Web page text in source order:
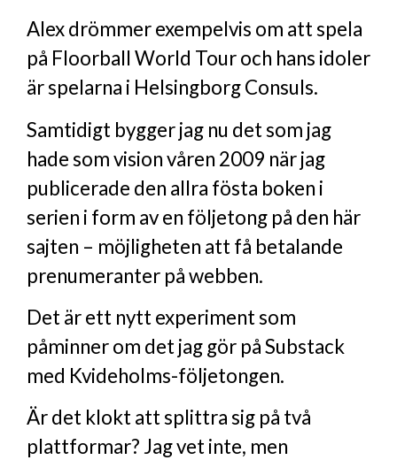
Alex drömmer exempelvis om att spela
på Floorball World Tour och hans idoler
är spelarna i Helsingborg Consuls.
Samtidigt bygger jag nu det som jag
hade som vision våren 2009 när jag
publicerade den allra fösta boken i
serien i form av en följetong på den här
sajten – möjligheten att få betalande
prenumeranter på webben.
Det är ett nytt experiment som
påminner om det jag gör på Substack
med Kvideholms-följetongen.
Är det klokt att splittra sig på två
plattformar? Jag vet inte, men